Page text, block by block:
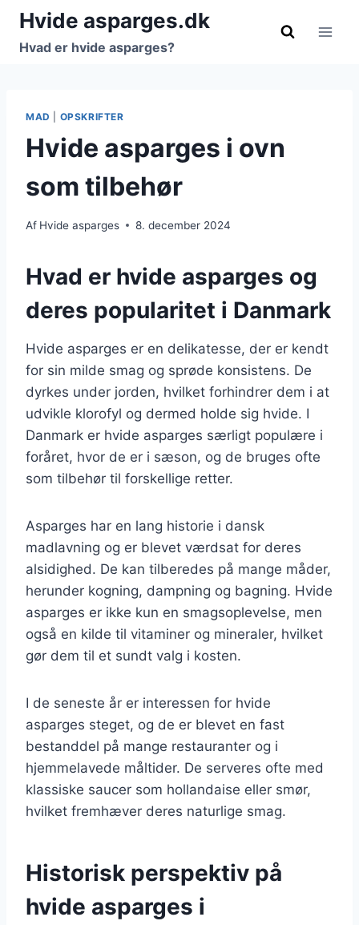
Fortsæt
indhold
Hvide asparges.dk
Hvad er hvide asparges?
MAD OPSKRIFTER
Hvide asparges i ovn
som tilbehør
Af Hvide asparges 8. december 2024
Hvad er hvide asparges og
deres popularitet i Danmark
Hvide asparges er en delikatesse, der er kendt
for sin milde smag og sprøde konsistens. De
dyrkes under jorden, hvilket forhindrer dem i at
udvikle klorofyl og dermed holde sig hvide. I
Danmark er hvide asparges særligt populære i
foråret, hvor de er i sæson, og de bruges ofte
som tilbehør til forskellige retter.
Asparges har en lang historie i dansk
madlavning og er blevet værdsat for deres
alsidighed. De kan tilberedes på mange måder,
herunder kogning, dampning og bagning. Hvide
asparges er ikke kun en smagsoplevelse, men
også en kilde til vitaminer og mineraler, hvilket
gør dem til et sundt valg i kosten.
I de seneste år er interessen for hvide
asparges steget, og de er blevet en fast
bestanddel på mange restauranter og i
hjemmelavede måltider. De serveres ofte med
klassiske saucer som hollandaise eller smør,
hvilket fremhæver deres naturlige smag.
Historisk perspektiv på
hvide asparges i